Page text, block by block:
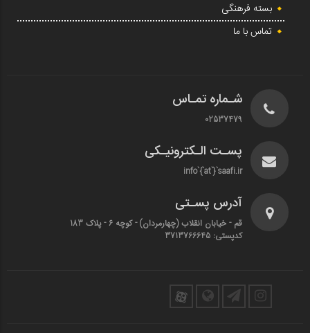
بسته فرهنگی
تماس با ما
شـماره تمـاس
02537479
پسـت الـکترونیـکی
info`{`at`}`saafi.ir
آدرس پسـتی
قم - خیابان انقلاب (چهارمردان)‌ - کوچه 6 - پلاک 183
کدپستی: 3713766645